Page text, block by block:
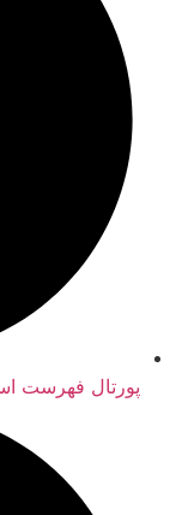
پورتال فهرست